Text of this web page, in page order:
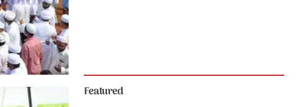
Featured